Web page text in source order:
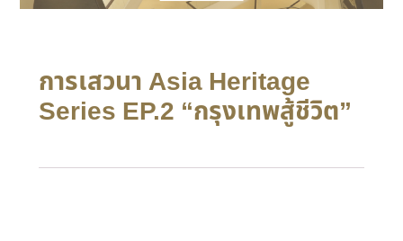
การเสวนา Asia Heritage
Series EP.2 “กรุงเทพสู้ชีวิต”